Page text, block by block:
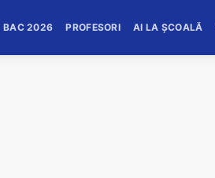
BAC 2026 PROFESORI AI LA ȘCOALĂ